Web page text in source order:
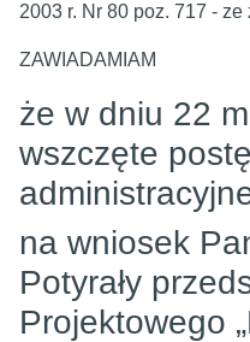
2003 r. Nr 80 poz. 717 - ze
ZAWIADAMIAM
że w dniu 22
wszczęte
na wniosek
Potyrały
Projektowego